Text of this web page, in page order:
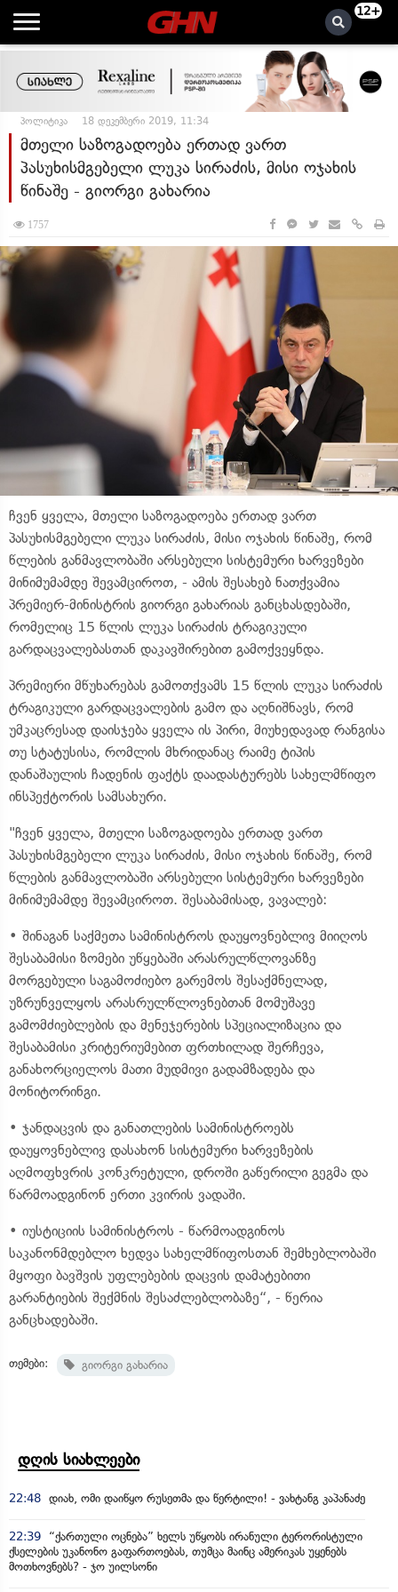
12+
პოლიტიკა 18 დეკემბერი 2019, 11:34
მთელი საზოგადოება ერთად ვართ
პასუხისმგებელი ლუკა სირაძის, მისი ოჯახის
წინაშე - გიორგი გახარია
1757
ჩვენ ყველა, მთელი საზოგადოება ერთად ვართ
პასუხისმგებელი ლუკა სირაძის, მისი ოჯახის წინაშე, რომ
წლების განმავლობაში არსებული სისტემური ხარვეზები
მინიმუმამდე შევამციროთ, - ამის შესახებ ნათქვამია
პრემიერ-მინისტრის გიორგი გახარიას განცხასდებაში,
რომელიც 15 წლის ლუკა სირაძის ტრაგიკული
გარდაცვალებასთან დაკავშირებით გამოქვეყნდა.
პრემიერი მწუხარებას გამოთქვამს 15 წლის ლუკა სირაძის
ტრაგიკული გარდაცვალების გამო და აღნიშნავს, რომ
უმკაცრესად დაისჯება ყველა ის პირი, მიუხედავად რანგისა
თუ სტატუსისა, რომლის მხრიდანაც რაიმე ტიპის
დანაშაულის ჩადენის ფაქტს დაადასტურებს სახელმწიფო
ინსპექტორის სამსახური.
"ჩვენ ყველა, მთელი საზოგადოება ერთად ვართ
პასუხისმგებელი ლუკა სირაძის, მისი ოჯახის წინაშე, რომ
წლების განმავლობაში არსებული სისტემური ხარვეზები
მინიმუმამდე შევამციროთ. შესაბამისად, ვავალებ:
• შინაგან საქმეთა სამინისტროს დაუყოვნებლივ მიიღოს
შესაბამისი ზომები უწყებაში არასრულწლოვანზე
მორგებული საგამოძიებო გარემოს შესაქმნელად,
უზრუნველყოს არასრულწლოვნებთან მომუშავე
გამომძიებლების და მენეჯერების სპეციალიზაცია და
შესაბამისი კრიტერიუმებით ფრთხილად შერჩევა,
განახორციელოს მათი მუდმივი გადამზადება და
მონიტორინგი.
• ჯანდაცვის და განათლების სამინისტროებს
დაუყოვნებლივ დასახონ სისტემური ხარვეზების
აღმოფხვრის კონკრეტული, დროში გაწერილი გეგმა და
წარმოადგინონ ერთი კვირის ვადაში.
• იუსტიციის სამინისტროს - წარმოადგინოს
საკანონმდებლო ხედვა სახელმწიფოსთან შემხებლობაში
მყოფი ბავშვის უფლებების დაცვის დამატებითი
გარანტიების შექმნის შესაძლებლობაზე“, - წერია
განცხადებაში.
თემები: გიორგი გახარია
დღის სიახლეები
22:48 დიახ, ომი დაიწყო რუსეთმა და წერტილი! - ვახტანგ კაპანაძე
22:39
“ქართული ოცნება” ხელს უწყობს ირანული ტერორისტული
ქსელების უკანონო გაფართოებას, თუმცა მაინც ამერიკას უყენებს
მოთხოვნებს? - ჯო უილსონი